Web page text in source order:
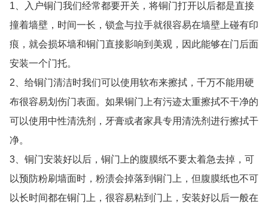
1、入户铜门我们经常都要开关，将铜门打开以后都是直接
撞着墙壁，时间一长，锁盒与拉手就很容易在墙壁上碰有印
痕，就会损坏墙和铜门直接影响到美观，因此能够在门后面
安装一个门托。
2、给铜门清洁时我们可以使用软布来擦拭，千万不能用硬
布很容易划伤门表面。如果铜门上有污迹太重擦拭不干净的
可以使用中性清洗剂，牙膏或者家具专用清洗剂进行擦拭干
净。
3、铜门安装好以后，铜门上的腹膜纸不要太着急去掉，可
以预防粉刷墙面时，粉渍会掉落到铜门上，但腹膜纸也不可
以长时间都在铜门上，很容易粘到门上，安装好以后一般在